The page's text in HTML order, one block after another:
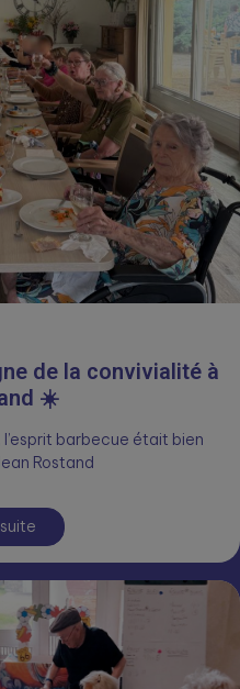
de la convivialité à
☀️
barbecue était bien
Rostand